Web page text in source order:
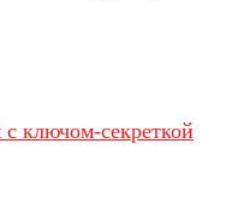
ключом-секреткой